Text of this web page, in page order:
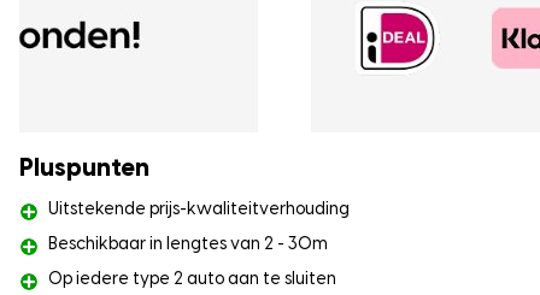
Pluspunten
Uitstekende prijs-kwaliteitverhouding
Beschikbaar in lengtes van 2 - 30m
Op iedere type 2 auto aan te sluiten